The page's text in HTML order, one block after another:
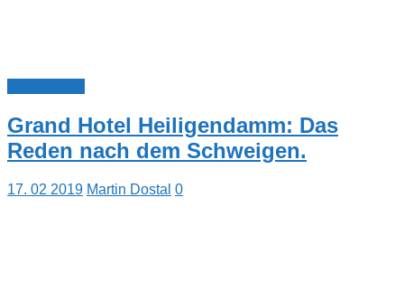
Grand Hotel Heiligendamm: Das
Reden nach dem Schweigen.
17. 02 2019 Martin Dostal 0